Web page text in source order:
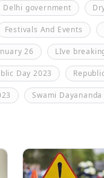
Delhi government
Festivals And Events
26 LIve
Day 2023
Swami